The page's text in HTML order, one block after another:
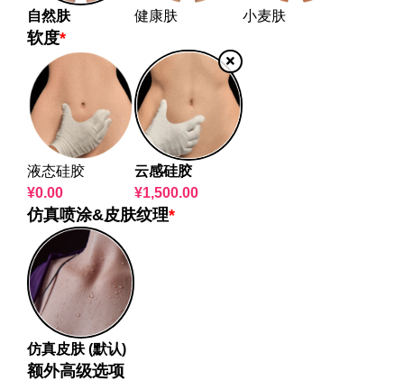
自然肤 健康肤 小麦肤
*
软度
液态硅胶
¥0.00
云感硅胶
¥1,500.00
*
仿真喷涂&皮肤纹理
仿真皮肤 (默认)
额外高级选项